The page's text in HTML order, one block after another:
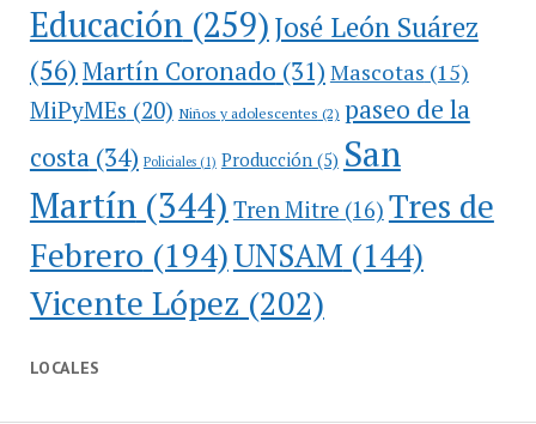
Educación(259)José León Suárez
(56)Martín Coronado (31) Mascotas (15)
MiPyMEs (20) Niños y adolescentes (2) paseo de la
costa(34) Policiales(1) Producción(5) San
Martín(344) Tren Mitre (16) Tres de
Febrero (194)UNSAM (144)
Vicente López (202)
LOCALES